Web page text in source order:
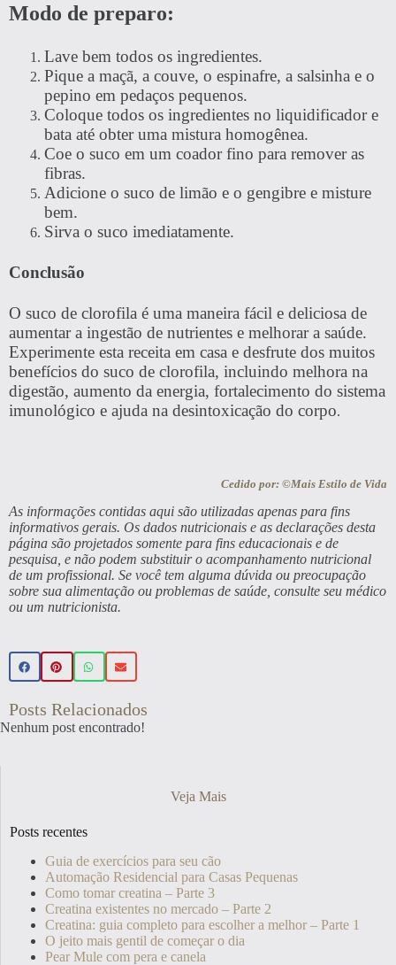
Modo de preparo:
Lave bem todos os ingredientes.
Pique a maçã, a couve, o espinafre, a salsinha e o
pepino em pedaços pequenos.
Coloque todos os ingredientes no liquidificador e
bata até obter uma mistura homogênea.
Coe o suco em um coador fino para remover as
fibras.
Adicione o suco de limão e o gengibre e misture
bem.
Sirva o suco imediatamente.
Conclusão
O suco de clorofila é uma maneira fácil e deliciosa de
aumentar a ingestão de nutrientes e melhorar a saúde.
Experimente esta receita em casa e desfrute dos muitos
benefícios do suco de clorofila, incluindo melhora na
digestão, aumento da energia, fortalecimento do sistema
imunológico e ajuda na desintoxicação do corpo.
Cedido por: ©Mais Estilo de Vida
As informações contidas aqui são utilizadas apenas para fins
informativos gerais. Os dados nutricionais e as declarações desta
página são projetados somente para fins educacionais e de
pesquisa, e não podem substituir o acompanhamento nutricional
de um profissional. Se você tem alguma dúvida ou preocupação
sobre sua alimentação ou problemas de saúde, consulte seu médico
ou um nutricionista.
Posts Relacionados
Nenhum post encontrado!
Veja Mais
Posts recentes
Guia de exercícios para seu cão
Automação Residencial para Casas Pequenas
Como tomar creatina – Parte 3
Creatina existentes no mercado – Parte 2
Creatina: guia completo para escolher a melhor – Parte 1
O jeito mais gentil de começar o dia
Pear Mule com pera e canela